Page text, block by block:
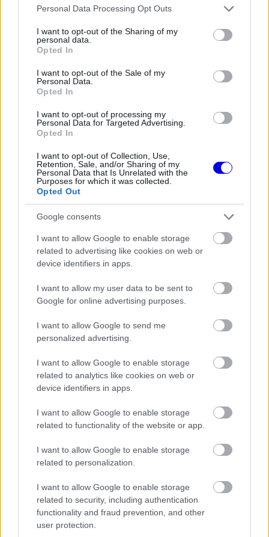
Please note that this website/app uses one or more Google
not limited to your visit or usage behaviour. You may click to
grant or deny consent to Google and its third-party tags to
use your data for below specified purposes in below Google
consent section.
Personal Data Processing Opt Outs
I want to opt-out of the Sharing of my
personal data.
Opted In
I want to opt-out of the Sale of my
Personal Data.
Opted In
I want to opt-out of processing my
Personal Data for Targeted Advertising.
Opted In
I want to opt-out of Collection, Use,
Retention, Sale, and/or Sharing of my
Personal Data that Is Unrelated with the
Purposes for which it was collected.
Opted Out
Google consents
I want to allow Google to enable storage
related to advertising like cookies on web or
device identifiers in apps.
I want to allow my user data to be sent to
Google for online advertising purposes.
I want to allow Google to send me
personalized advertising.
I want to allow Google to enable storage
related to analytics like cookies on web or
device identifiers in apps.
I want to allow Google to enable storage
related to functionality of the website or app.
I want to allow Google to enable storage
related to personalization.
I want to allow Google to enable storage
related to security, including authentication
functionality and fraud prevention, and other
user protection.
győzelem Gilé, tudom, büszke lenne rám.”
EZEKET IS AJÁNLJUK
FORMA-1
Fontos kulcsembert csábított át
riválisától a Red Bull
FORMA-1
Óriási átalakulás a Ferrarinál,
miközben baljós árnyak vetülnek a
Holland Nagydíjra
Komoly döntést hozott a Ferrari,
miközben a Red Bullnál elmaradtak
a győzelmek
A szezon második felében szerzett mentális
stabilitásról szólva jelezte, hogy a külső zajt
igyekszik kizárni, miközben a csapat munkáját és
saját felkészülését is méltatta: „Figyelmen kívül
hagyom a kritikát, magamra összpontosítok.”
Hozzátette: „Az évnek ezen a szakaszán úgy
érzem, sokat javultam. Megtanultam kizárni a zajt,